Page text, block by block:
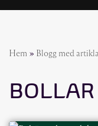
till
Hem » Blogg med
BOLLAR